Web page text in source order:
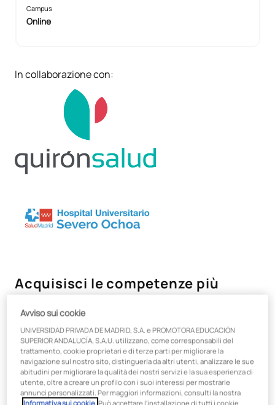
Campus
Online
In collaborazione con:
Acquisisci le competenze più
con un titolo di studio adeguato
alla realtà attuale del settore
sanitario.
Scegli uncorso online specializzato, flessibile eideato da
Avviso sui cookie
UNIVERSIDAD PRIVADA DE MADRID, S.A. e PROMOTORA EDUCACIÓN
SUPERIOR ANDALUCÍA, S.A.U. utilizzano, come corresponsabili del
trattamento, cookie proprietari e di terze parti per migliorare la
navigazione sul nostro sito, distinguerla da altri utenti, analizzare le sue
abitudini per migliorare la qualità dei nostri servizi e la sua esperienza di
utente, oltre a creare un profilo con i suoi interessi per mostrarle
annunci personalizzati. Per maggiori informazioni, consulti la nostra
Informativa sui cookie.Può accettare l'installazione di tutti i cookie